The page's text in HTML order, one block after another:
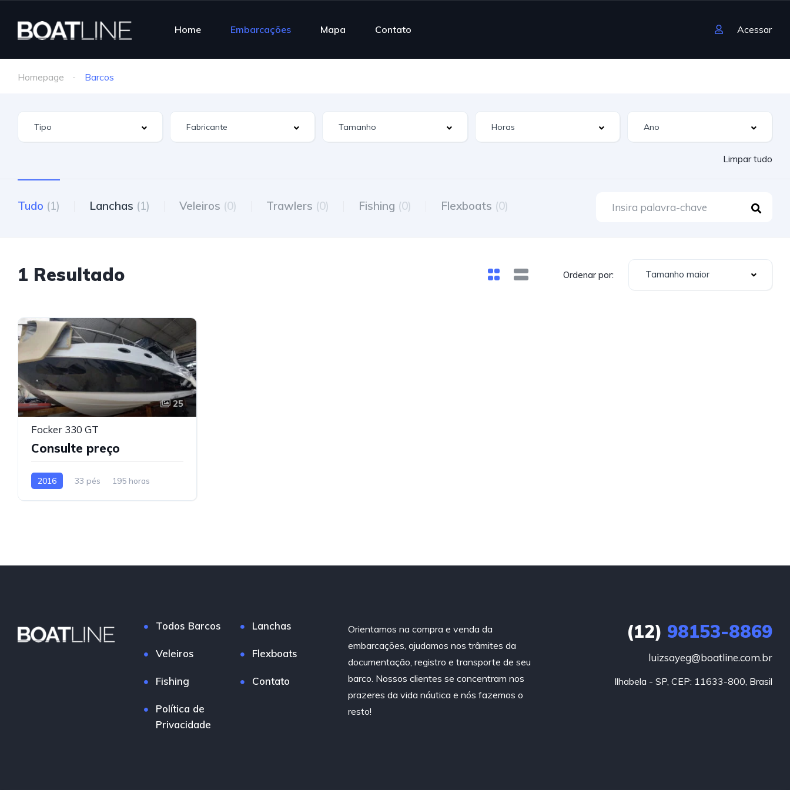
Home Embarcações Mapa Contato Acessar
Homepage Barcos
Limpar tudo
Tudo (1) Lanchas (1) Veleiros (0) Trawlers (0) Fishing (0) Flexboats (0)
1 Resultado Ordenar por: Tamanho maior
25
Focker 330 GT
Consulte preço
2016 33 pés 195 horas
Todos Barcos Lanchas
Veleiros Flexboats
Fishing Contato
Política de
Privacidade
Orientamos na compra e venda da
embarcações, ajudamos nos trâmites da
documentação, registro e transporte de seu
barco. Nossos clientes se concentram nos
prazeres da vida náutica e nós fazemos o
resto!
(12) 98153-8869
luizsayeg@boatline.com.br
Ilhabela - SP, CEP: 11633-800, Brasil